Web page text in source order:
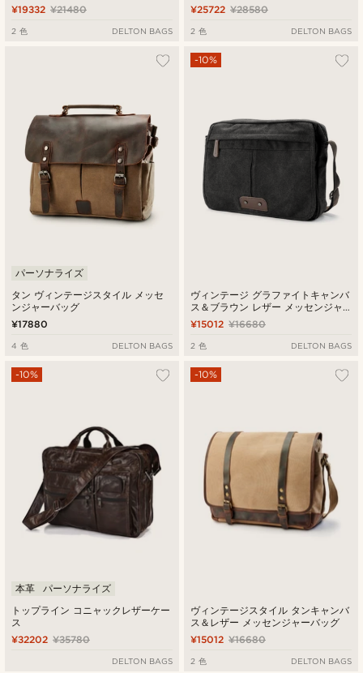
¥21480
¥19332
2 色 DELTON BAGS
¥28580
¥25722
2 色 DELTON BAGS
タン ヴィンテージスタイル メッセ
ンジャーバッグ
パーソナライズ
¥17880
4 色 DELTON BAGS
ヴィンテージ グラファイトキャンバ
ス＆ブラウン レザー メッセンジャ
ーバッグ
-10%
¥16680
¥15012
2 色 DELTON BAGS
トップライン コニャックレザーケー
ス
-10%
本革 パーソナライズ
¥35780
¥32202
DELTON BAGS
ヴィンテージスタイル タンキャンバ
ス＆レザー メッセンジャーバッグ
-10%
¥16680
¥15012
2 色 DELTON BAGS